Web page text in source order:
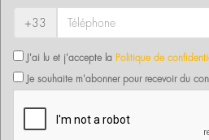
+33
J'ai lu et j'accepte la Politique de
Je souhaite m'abonner pour recevoir du